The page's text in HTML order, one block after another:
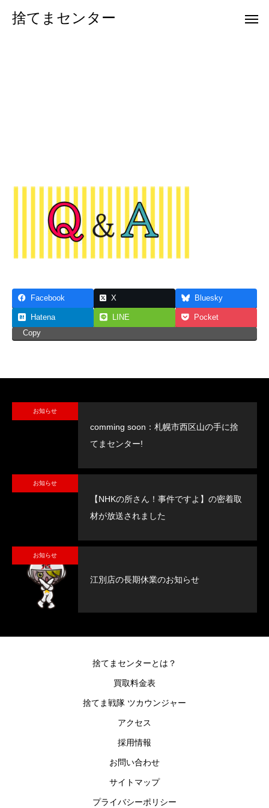
捨てまセンター
Facebook X Bluesky
Hatena LINE
Pocket
Copy
お知らせ
comming soon：札幌市西区山の手に捨
てまセンター!
お知らせ
【NHKの所さん！事件ですよ】の密着取
材が放送されました
お知らせ
江別店の長期休業のお知らせ
捨てまセンターとは？
買取料金表
捨てま戦隊 ツカウンジャー
アクセス
採用情報
お問い合わせ
サイトマップ
プライバシーポリシー